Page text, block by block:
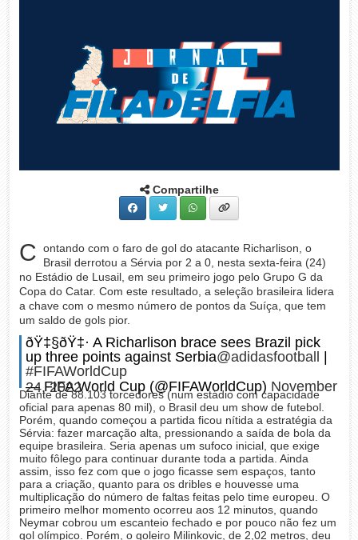
Compartilhe
C ontando com o faro de gol do atacante Richarlison, o
Brasil derrotou a Sérvia por 2 a 0, nesta sexta-feira (24)
no Estádio de Lusail, em seu primeiro jogo pelo Grupo G da
Copa do Catar. Com este resultado, a seleção brasileira lidera
a chave com o mesmo número de pontos da Suíça, que tem
um saldo de gols pior.
ðŸ‡§ðŸ‡· A Richarlison brace sees Brazil pick
up three points against Serbia@adidasfootball |
#FIFAWorldCup
— FIFA World Cup (@FIFAWorldCup)
November 24, 2022
Diante de 88.103 torcedores (num estádio com capacidade
oficial para apenas 80 mil), o Brasil deu um show de futebol.
Porém, quando começou a partida ficou nítida a estratégia da
Sérvia: fazer marcação alta, pressionando a saída de bola da
equipe brasileira. Seria apenas um sufoco inicial, que exige
muito fôlego para continuar durante toda a partida. Ainda
assim, isso fez com que o jogo ficasse sem espaços, tanto
para a criação, quanto para os dribles e houvesse uma
multiplicação do número de faltas feitas pelo time europeu. O
primeiro melhor momento ocorreu aos 12 minutos, quando
Neymar cobrou um escanteio fechado e por pouco não fez um
gol olímpico. Porém, o goleiro Milinkovic, de 2,02 metros, deu